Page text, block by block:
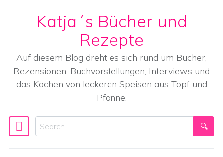
Skip to content
Katja´s Bücher und
Rezepte
Auf diesem Blog dreht es sich rund um Bücher,
Rezensionen, Buchvorstellungen, Interviews und
das Kochen von leckeren Speisen aus Topf und
Pfanne.
Main Navigation
Search